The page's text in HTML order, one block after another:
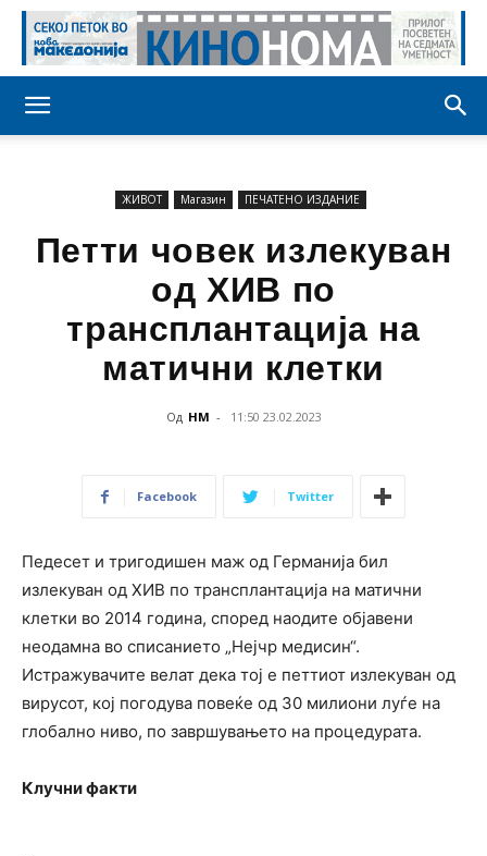
ЖИВОТ Магазин ПЕЧАТЕНО ИЗДАНИЕ
Петти човек излекуван
од ХИВ по
трансплантација на
матични клетки
Од НМ - 11:50 23.02.2023
Facebook Twitter
Педесет и тригодишен маж од Германија бил
излекуван од ХИВ по трансплантација на матични
клетки во 2014 година, според наодите објавени
неодамна во списанието „Нејчр медисин“.
Истражувачите велат дека тој е петтиот излекуван од
вирусот, кој погодува повеќе од 30 милиони луѓе на
глобално ниво, по завршувањето на процедурата.
Клучни факти